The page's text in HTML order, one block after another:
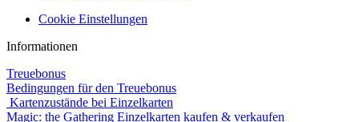
Cookie Einstellungen
Informationen
Treuebonus
Bedingungen für den Treuebonus
Kartenzustände bei Einzelkarten
Magic: the Gathering Einzelkarten kaufen & verkaufen